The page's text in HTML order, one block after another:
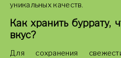
уникальных качеств.
Как хранить буррату,
вкус?
Для сохранения